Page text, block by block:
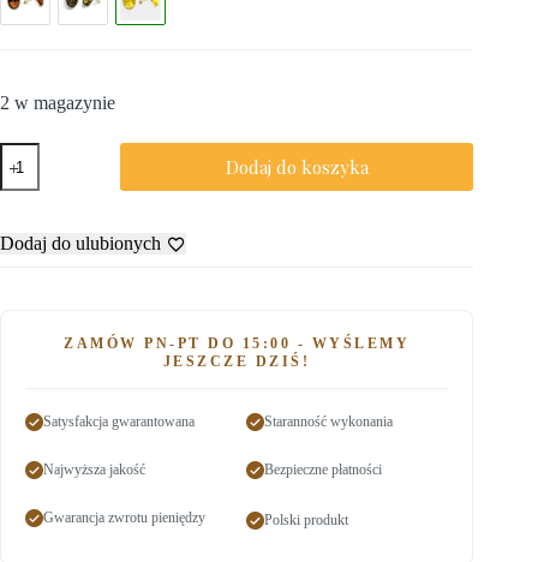
2 w magazynie
Dodaj do koszyka
Dodaj do ulubionych
ZAMÓW PN-PT DO 15:00 - WYŚLEMY
JESZCZE DZIŚ!
Satysfakcja gwarantowana Staranność wykonania
Najwyższa jakość Bezpieczne płatności
Gwarancja zwrotu pieniędzy Polski produkt